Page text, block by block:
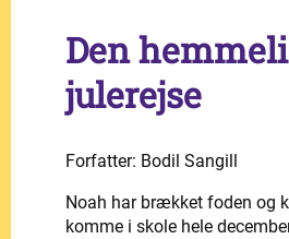
Den
julerejse
Forfatter: Bodil Sangill
Noah har brækket foden og
komme i skole hele